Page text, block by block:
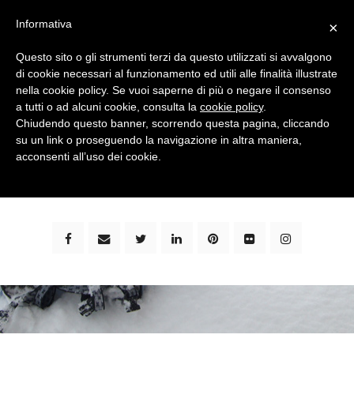
bimbi e viaggi - family travel blog: community #1 in
×
Informativa
Questo sito o gli strumenti terzi da questo utilizzati si avvalgono
di cookie necessari al funzionamento ed utili alle finalità illustrate
nella cookie policy. Se vuoi saperne di più o negare il consenso
a tutti o ad alcuni cookie, consulta la cookie policy.
Chiudendo questo banner, scorrendo questa pagina, cliccando
su un link o proseguendo la navigazione in altra maniera,
acconsenti all’uso dei cookie.